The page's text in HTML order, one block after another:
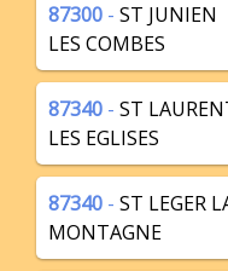
87300 - ST JUNIEN
LES COMBES
87340 - ST
LES EGLISES
87340 - ST LEGER
MONTAGNE